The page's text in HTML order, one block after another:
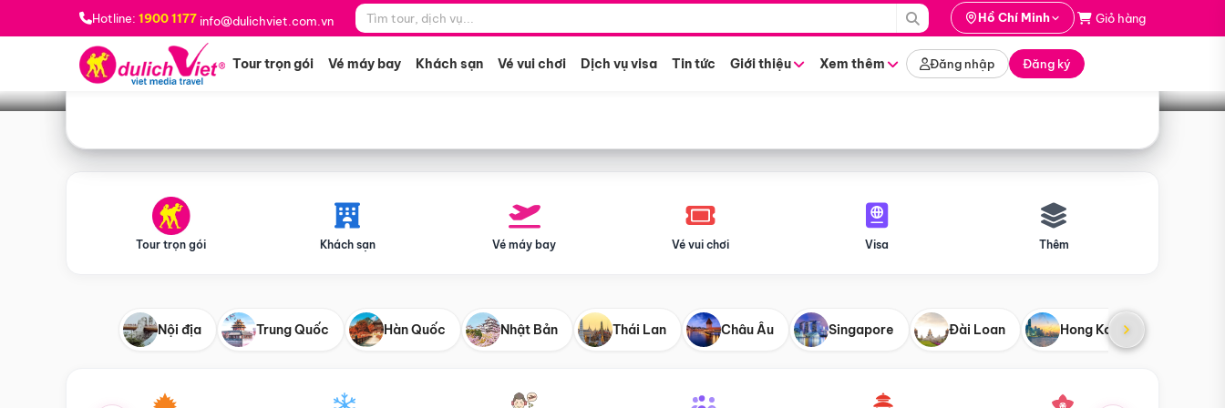
Hotline: 1900 1177 info@dulichviet.com.vn Hồ Chí Minh Giỏ hàng
Tour trọn gói Vé máy bay Khách sạn Vé vui chơi Dịch vụ visa Tin tức Giới thiệu Xem thêm Đăng nhập Đăng ký
Bạn muốn đi đâu? *
Tìm tour
Tour trọn gói Khách sạn Vé máy bay Vé vui chơi Visa Thêm
Nội địa Trung Quốc Hàn Quốc Nhật Bản Thái Lan Châu Âu Singapore Đài Loan Hong Kong